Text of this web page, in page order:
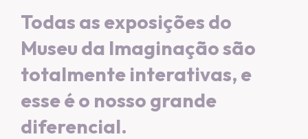
Todas as exposições do
Museu da Imaginação são
totalmente interativas, e
esse é o nosso grande
diferencial.